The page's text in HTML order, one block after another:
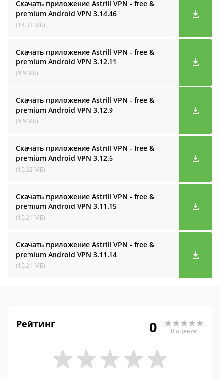
Скачать приложение Astrill VPN - free &
premium Android VPN 3.14.46
(14.33 МБ)
Скачать приложение Astrill VPN - free &
premium Android VPN 3.12.11
(9.9 МБ)
Скачать приложение Astrill VPN - free &
premium Android VPN 3.12.9
(9.9 МБ)
Скачать приложение Astrill VPN - free &
premium Android VPN 3.12.6
(10.22 МБ)
Скачать приложение Astrill VPN - free &
premium Android VPN 3.11.15
(10.21 МБ)
Скачать приложение Astrill VPN - free &
premium Android VPN 3.11.14
(10.21 МБ)
Рейтинг 0 0 оценок